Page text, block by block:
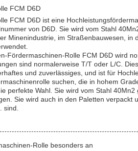
FCM D6D
FCM D6D ist eine
von D6D. Sie wird vom Stahl
Minenindustrie, im Straßenbauwesen, in
Fördermaschinen-Rolle FCM D6D wird
sind normalerweise T/T oder L/C.
und zuverlässiges, und ist für
suchen, die in hohem
perfekte Wahl. Sie wird vom Stahl
Sie wird auch in den Paletten verpackt
sind.
Rolle besonders an